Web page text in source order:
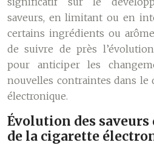
saveurs, en limitant ou en
certains ingrédients ou
de suivre de près
pour anticiper les
nouvelles contraintes dans le
électronique.
Évolution des saveurs
de la cigarette